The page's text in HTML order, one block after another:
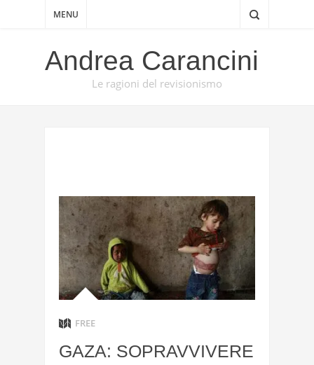
MENU
Andrea Carancini
Le ragioni del revisionismo
FREE
GAZA: SOPRAVVIVERE